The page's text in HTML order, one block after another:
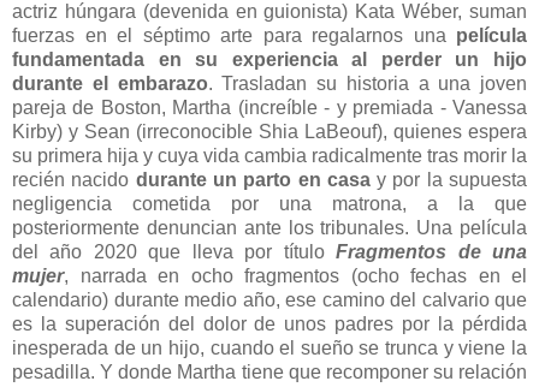
actriz húngara (devenida en guionista) Kata Wéber, suman
fuerzas en el séptimo arte para regalarnos una película
fundamentada en su experiencia al perder un hijo
durante el embarazo. Trasladan su historia a una joven
pareja de Boston, Martha (increíble - y premiada - Vanessa
Kirby) y Sean (irreconocible Shia LaBeouf), quienes espera
su primera hija y cuya vida cambia radicalmente tras morir la
recién nacido durante un parto en casay por la supuesta
negligencia cometida por una matrona, a la que
posteriormente denuncian ante los tribunales. Una película
del año 2020 que lleva por títuloFragmentos de una
mujer, narrada en ocho fragmentos (ocho fechas en el
calendario) durante medio año, ese camino del calvario que
es la superación del dolor de unos padres por la pérdida
inesperada de un hijo, cuando el sueño se trunca y viene la
pesadilla. Y donde Martha tiene que recomponer su relación